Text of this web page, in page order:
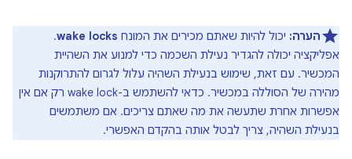
הערה: יכול להיות שאתם מכירים את המונח wake locks
.
אפליקציה יכולה להגדיר נעילת השכמה כדי למנוע את השהיית
המכשיר. עם זאת, שימוש בנעילת השהיה עלול לגרום להתרוקנות
מהירה של הסוללה במכשיר. כדאי להשתמש ב-wake lock רק אם אין
אפשרות אחרת שתעשה את מה שאתם צריכים. אם משתמשים
בנעילת השהיה, צריך לבטל אותה בהקדם האפשרי.